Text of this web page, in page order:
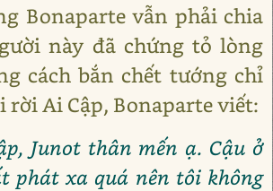
Bonaparte vẫn phải chia
này đã chứng tỏ lòng
cách bắn chết tướng chỉ
rời Ai Cập, Bonaparte viết:
Junot thân mến ạ. Cậu ở
phát xa quá nên tôi không